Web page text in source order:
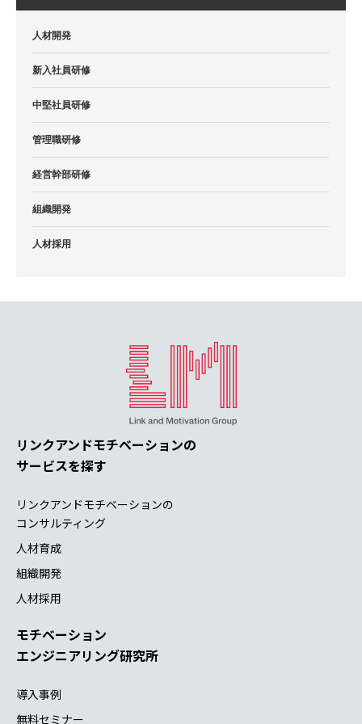
人材開発
新入社員研修
中堅社員研修
管理職研修
経営幹部研修
組織開発
人材採用
リンクアンドモチベーションの
サービスを探す
リンクアンドモチベーションの
コンサルティング
人材育成
組織開発
人材採用
モチベーション
エンジニアリング研究所
導入事例
無料セミナー